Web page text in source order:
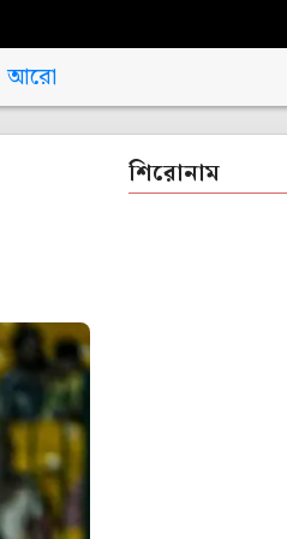
আরো
শিরোনাম